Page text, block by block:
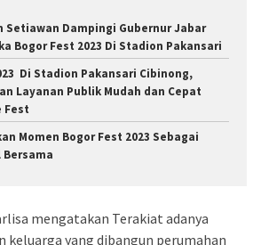
Setiawan Dampingi Gubernur Jabar
Bogor Fest 2023 Di Stadion Pakansari
Di Stadion Pakansari Cibinong,
Layanan Publik Mudah dan Cepat
Fest
Momen Bogor Fest 2023 Sebagai
Bersama
mengatakan Terakiat adanya
yang dibangun perumahan